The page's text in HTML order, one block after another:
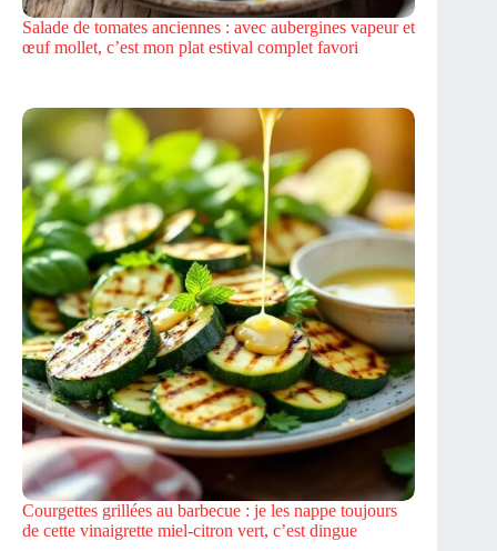
Salade de tomates anciennes : avec aubergines vapeur et
œuf mollet, c’est mon plat estival complet favori
Courgettes grillées au barbecue : je les nappe toujours
de cette vinaigrette miel-citron vert, c’est dingue